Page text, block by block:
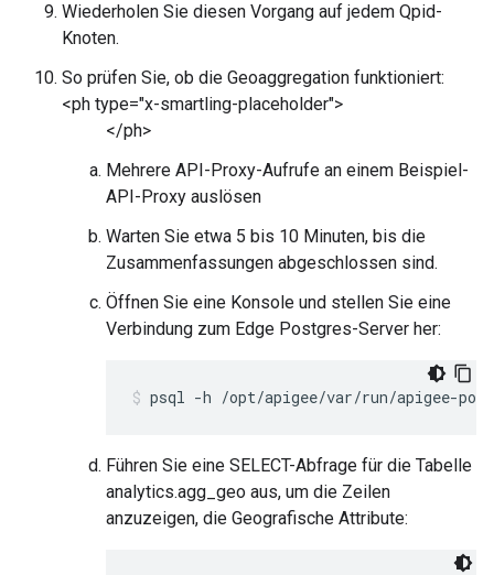
Wiederholen Sie diesen Vorgang auf jedem Qpid-
Knoten.
So prüfen Sie, ob die Geoaggregation funktioniert:
<ph type="x-smartling-placeholder">
</ph>
Mehrere API-Proxy-Aufrufe an einem Beispiel-
API-Proxy auslösen
Warten Sie etwa 5 bis 10 Minuten, bis die
Zusammenfassungen abgeschlossen sind.
Öffnen Sie eine Konsole und stellen Sie eine
Verbindung zum Edge Postgres-Server her:
psql -h /opt/apigee/var/run/apigee-
Führen Sie eine SELECT-Abfrage für die Tabelle
analytics.agg_geo aus, um die Zeilen
anzuzeigen, die Geografische Attribute: